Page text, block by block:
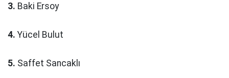
3. Baki Ersoy
4. Yücel Bulut
5. Saffet Sancaklı